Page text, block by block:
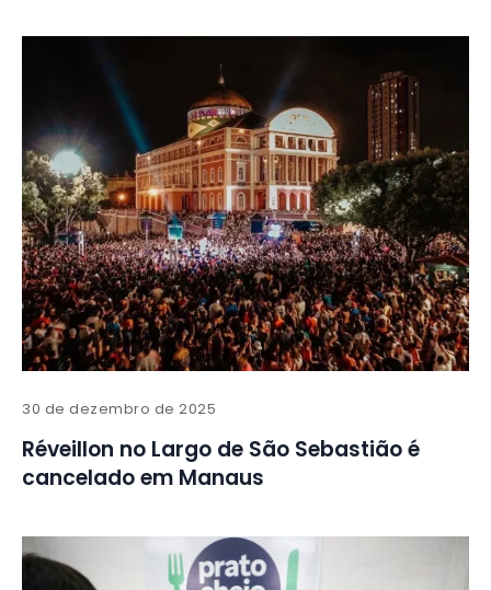
30 de dezembro de 2025
Réveillon no Largo de São Sebastião é
cancelado em Manaus